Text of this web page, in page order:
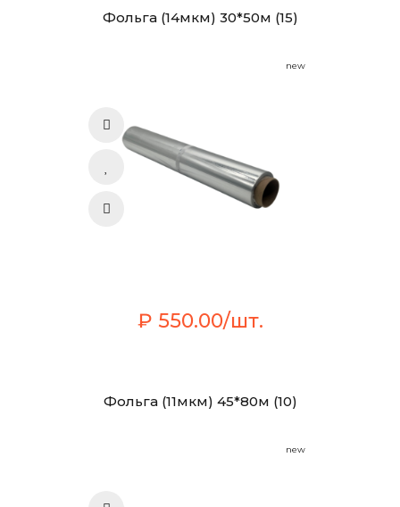
Фольга (14мкм) 30*50м (15)
new
₽ 550.00/шт.
Фольга (11мкм) 45*80м (10)
new